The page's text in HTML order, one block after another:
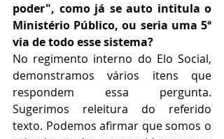
poder", como já se auto intitula o
Ministério Público, ou seria uma 5ª
via de todo esse sistema?
No regimento interno do Elo Social,
demonstramos vários itens que
respondem essa pergunta.
Sugerimos releitura do referido
texto. Podemos afirmar que somos o